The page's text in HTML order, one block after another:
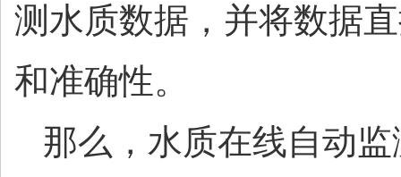
测水质数据，并将数据
和准确性。
那么，水质在线自动